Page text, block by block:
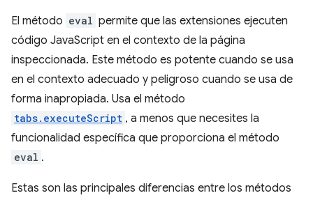
El método eval permite que las extensiones ejecuten
código JavaScript en el contexto de la página
inspeccionada. Este método es potente cuando se usa
en el contexto adecuado y peligroso cuando se usa de
forma inapropiada. Usa el método
tabs.executeScript , a menos que necesites la
funcionalidad específica que proporciona el método
eval .
Estas son las principales diferencias entre los métodos